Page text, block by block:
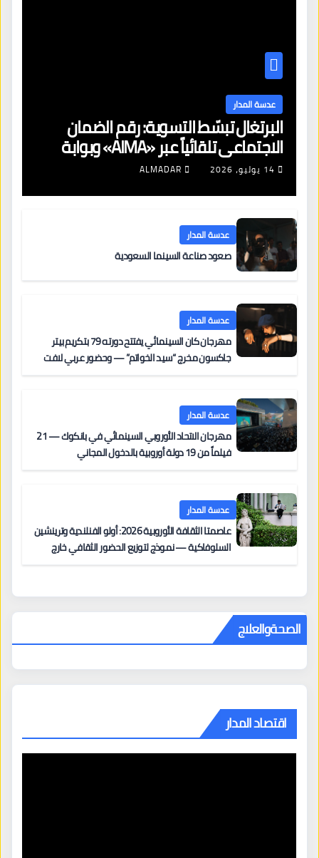
عدسة المدار
البرتغال تبسّط التسوية: رقم الضمان
الاجتماعي تلقائياً عبر «AIMA» وبوابة
جديدة لتجديد الإقامات
14 يوليو، 2026 ALMADAR
عدسة المدار
صعود صناعة السينما السعودية
عدسة المدار
مهرجان كان السينمائي يفتتح دورته 79 بتكريم بيتر
جاكسون مخرج “سيد الخواتم” — وحضور عربي لافت
عدسة المدار
مهرجان الاتحاد الأوروبي السينمائي في بانكوك — 21
فيلماً من 19 دولة أوروبية بالدخول المجاني
عدسة المدار
عاصمتا الثقافة الأوروبية 2026: أولو الفنلندية وترينشين
السلوفاكية — نموذج لتوزيع الحضور الثقافي خارج
الصحةوالعلاج
اقتصاد المدار